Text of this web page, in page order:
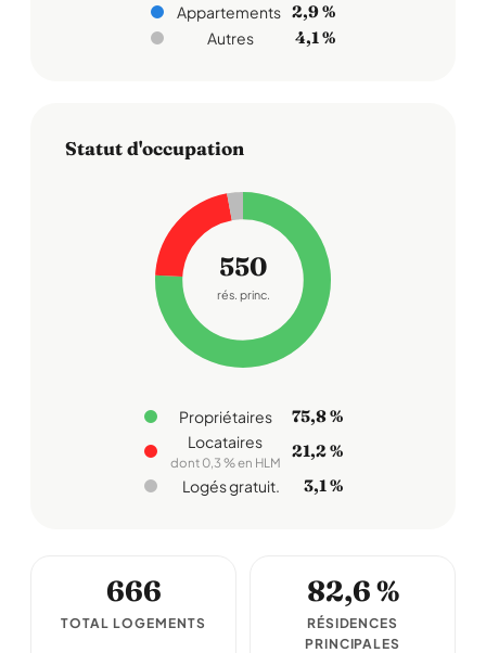
Appartements 2,9 %
Autres 4,1 %
Statut d'occupation
550
rés. princ.
Propriétaires 75,8 %
Locataires
dont 0,3 % en HLM
21,2 %
Logés gratuit. 3,1 %
666
TOTAL LOGEMENTS
82,6 %
RÉSIDENCES
PRINCIPALES